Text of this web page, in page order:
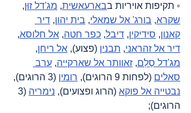
◦ תקיפות אויריות בבארעאשית, מג'דל זוּן,
שקרא, בורג' אל שמאלי, בית יהון, דיר
קאנון, סידיקין, דיבל, כפר חטה, אל חלוסא,
דיר אל זהראני, תבנין (פצוע), אל ריחן,
מג'דל סֶלְם, זאוותר אל שארקייה, ערב
סאלים (לפחות 9 הרוגים), רומין (3 הרוגים),
נבטייה אל פוקא (הרוג ופצועים), נימריה
הרוגים);